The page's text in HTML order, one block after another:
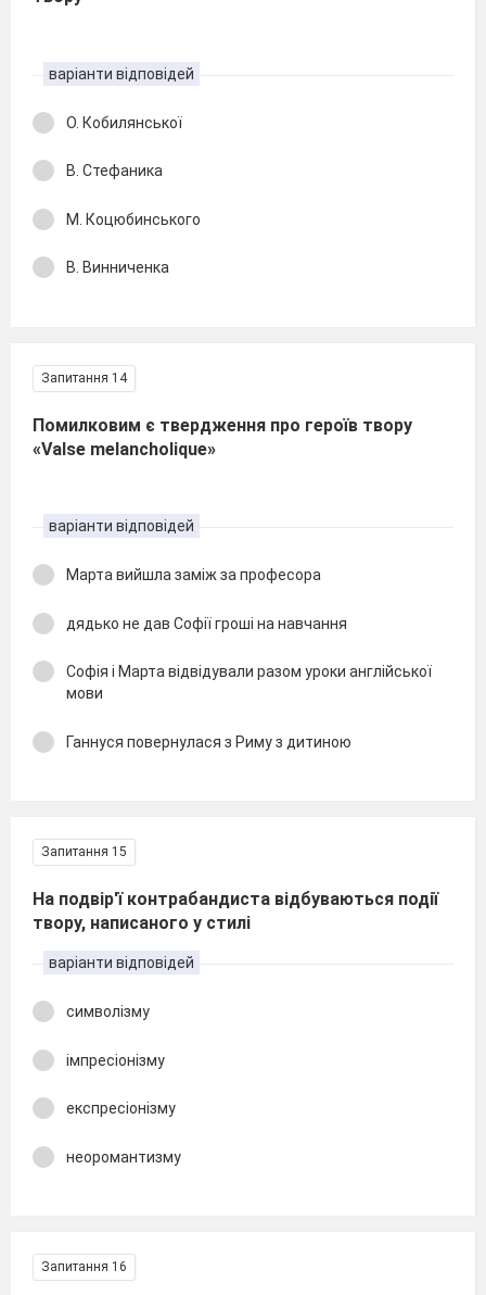
варіанти відповідей
О. Кобилянської
В. Стефаника
М. Коцюбинського
В. Винниченка
Запитання 14
Помилковим є твердження про героїв твору
«Valse melancholique»
варіанти відповідей
Марта вийшла заміж за професора
дядько не дав Софії гроші на навчання
Софія і Марта відвідували разом уроки англійської
мови
Ганнуся повернулася з Риму з дитиною
Запитання 15
На подвір'ї контрабандиста відбуваються події
твору, написаного у стилі
варіанти відповідей
символізму
імпресіонізму
експресіонізму
неоромантизму
Запитання 16